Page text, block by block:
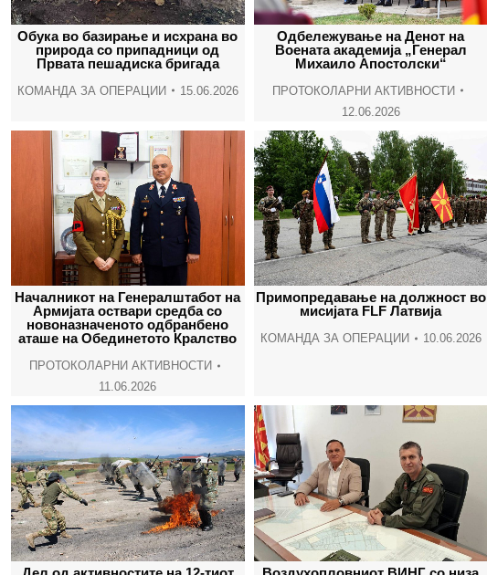
Обука во базирање и исхрана во
природа со припадници од
Првата пешадиска бригада
КОМАНДА ЗА ОПЕРАЦИИ 15.06.2026
Одбележување на Денот на
Воената академија „Генерал
Михаило Апостолски“
ПРОТОКОЛАРНИ АКТИВНОСТИ
12.06.2026
Началникот на Генералштабот на
Армијата оствари средба со
новоназначеното одбранбено
аташе на Обединетото Кралство
ПРОТОКОЛАРНИ АКТИВНОСТИ
11.06.2026
Примопредавање на должност во
мисијата FLF Латвија
КОМАНДА ЗА ОПЕРАЦИИ 10.06.2026